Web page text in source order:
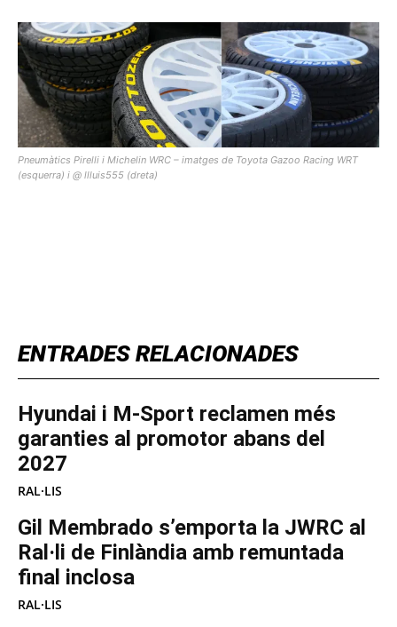
ENTRADES RELACIONADES
Hyundai i M-Sport reclamen més
garanties al promotor abans del
2027
RAL·LIS
Gil Membrado s’emporta la JWRC al
Ral·li de Finlàndia amb remuntada
final inclosa
RAL·LIS
Pneumàtics Pirelli i Michelin WRC – imatges de Toyota Gazoo Racing WRT
(esquerra) i @ llluis555 (dreta)